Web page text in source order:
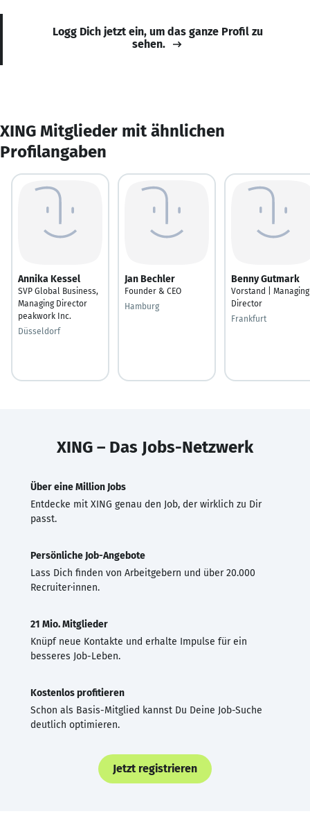
Logg Dich jetzt ein, um das ganze Profil zu
sehen.
XING Mitglieder mit ähnlichen
Profilangaben
Annika Kessel
SVP Global Business,
Managing Director
peakwork Inc.
Düsseldorf
Jan Bechler
Founder & CEO
Hamburg
Benny Gutmark
Vorstand | Managing
Director
Frankfurt
XING – Das Jobs-Netzwerk
Über eine Million Jobs
Entdecke mit XING genau den Job, der wirklich zu Dir
passt.
Persönliche Job-Angebote
Lass Dich finden von Arbeitgebern und über 20.000
Recruiter·innen.
21 Mio. Mitglieder
Knüpf neue Kontakte und erhalte Impulse für ein
besseres Job-Leben.
Kostenlos profitieren
Schon als Basis-Mitglied kannst Du Deine Job-Suche
deutlich optimieren.
Jetzt registrieren